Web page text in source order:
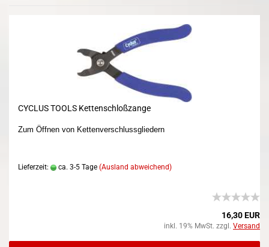
CYCLUS TOOLS Kettenschloßzange
Zum Öffnen von Kettenverschlussgliedern
Lieferzeit: ca. 3-5 Tage (Ausland abweichend)
16,30 EUR
inkl. 19% MwSt. zzgl. Versand